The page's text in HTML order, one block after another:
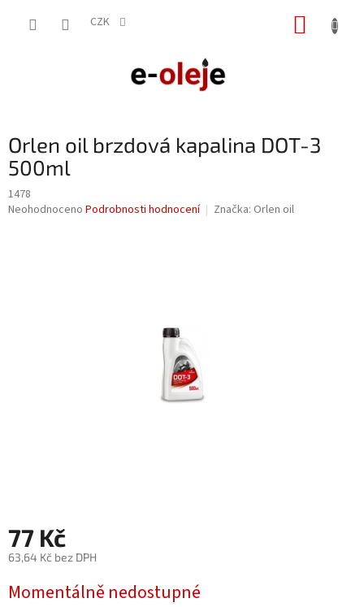
CZK
Orlen oil brzdová kapalina DOT-3
500ml
1478
Průměrné
Neohodnoceno Podrobnosti hodnocení Značka: Orlen oil
77 Kč
63,64 Kč bez DPH
cena:
Momentálně nedostupné